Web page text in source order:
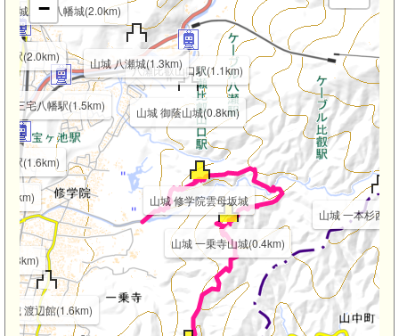
八瀬比叡山口駅(1.1km)
三宅八幡駅(1.5km)
駅(1.6km)
駅(2.0km)
山城 修学院雲母坂城
山城 一乗寺山城(0.4km)
山城 御蔭山城(0.8km)
山城 八瀬城(1.3km)
山城 渡辺館(1.6km)
山城 一本杉西
山城 三宅八幡城(2.0km)
−